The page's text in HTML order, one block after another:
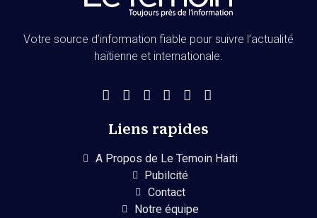
Votre source d’information fiable pour suivre l’actualité
haïtienne et internationale.
Liens rapides
A Propos de Le Temoin Haiti
Pubilcité
Contact
Notre équipe